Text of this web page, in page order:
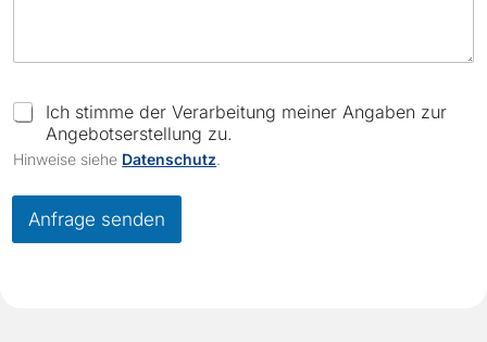
i
m
C
e
c
k
Ich stimme der Verarbeitung meiner Angaben zur
Angebotserstellung zu.
Hinweise siehe Datenschutz
Anfrage senden